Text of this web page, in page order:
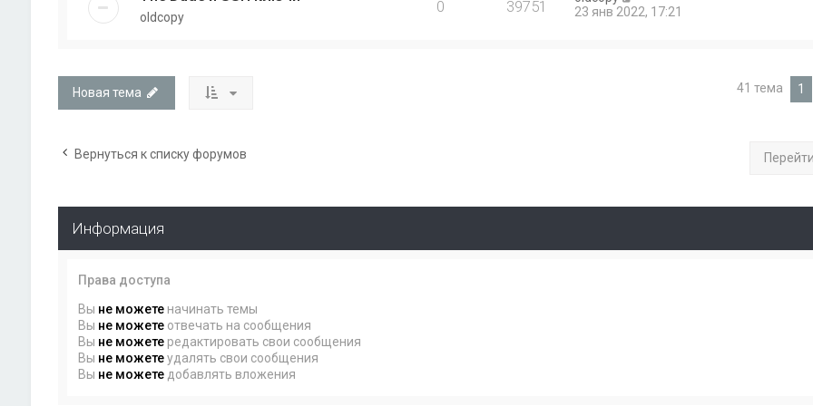
oldcopy
0 39751
23 янв 2022, 17:21
Новая тема 41 тема 1
Вернуться к списку форумов Перейти
Информация
Права доступа
Вы не можетеначинать темы
Вы не можетеотвечать на сообщения
Вы не можетередактировать свои сообщения
Вы не можетеудалять свои сообщения
Вы не можетедобавлять вложения